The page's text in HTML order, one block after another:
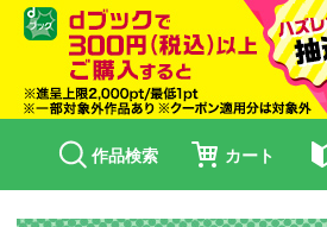
作品検索 カート